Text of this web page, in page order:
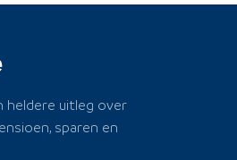
heldere uitleg over
sparen en